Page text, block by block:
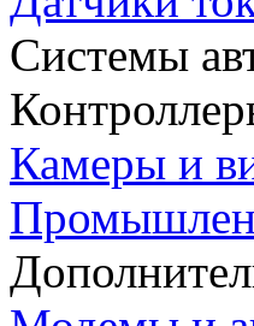
Системы
Камеры и